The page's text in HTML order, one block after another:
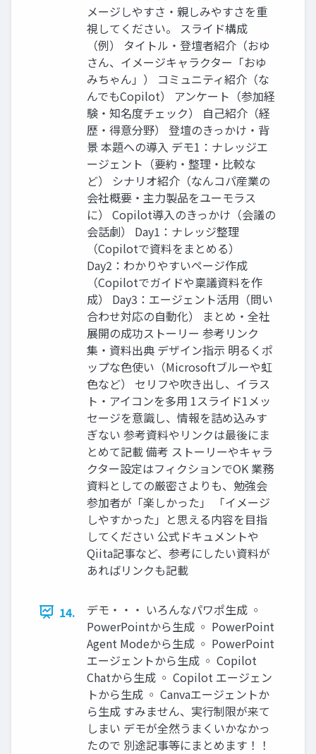
メージしやすさ・親しみやすさを重
視してください。 スライド構成
（例） タイトル・登壇者紹介（おゆ
さん、イメージキャラクター「おゆ
みちゃん」） コミュニティ紹介（な
んでもCopilot） アンケート（参加経
験・知名度チェック） 自己紹介（経
歴・得意分野） 登壇のきっかけ・背
景 本題への導入 デモ1：ナレッジエ
ージェント（要約・整理・比較な
ど） シナリオ紹介（なんコパ産業の
会社概要・主力製品をユーモラス
に） Copilot導入のきっかけ（会議の
会話劇） Day1：ナレッジ整理
（Copilotで資料をまとめる）
Day2：わかりやすいページ作成
（Copilotでガイドや稟議資料を作
成） Day3：エージェント活用（問い
合わせ対応の自動化） まとめ・全社
展開の成功ストーリー 参考リンク
集・資料出典 デザイン指示 明るくポ
ップな色使い（Microsoftブルーや虹
色など） セリフや吹き出し、イラス
ト・アイコンを多用 1スライド1メッ
セージを意識し、情報を詰め込みす
ぎない 参考資料やリンクは最後にま
とめて記載 備考 ストーリーやキャラ
クター設定はフィクションでOK 業務
資料としての厳密さよりも、勉強会
参加者が「楽しかった」 「イメージ
しやすかった」と思える内容を目指
してください 公式ドキュメントや
Qiita記事など、参考にしたい資料が
あればリンクも記載
14.
デモ・・・ いろんなパワポ生成 ◦
PowerPointから生成 ◦ PowerPoint
Agent Modeから生成 ◦ PowerPoint
エージェントから生成 ◦ Copilot
Chatから生成 ◦ Copilot エージェン
トから生成 ◦ Canvaエージェントか
ら生成 すみません、実行制限が来て
しまい デモが全然うまくいかなかっ
たので 別途記事等にまとめます！！